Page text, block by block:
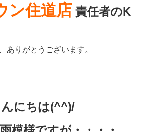
ン住道店 責任者のK
ありがとうございます。
にちは(^^)/